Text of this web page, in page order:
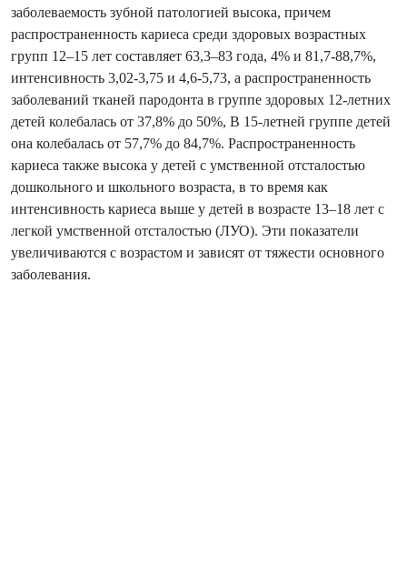
заболеваемость зубной патологией высока, причем
распространенность кариеса среди здоровых возрастных
групп 12–15 лет составляет 63,3–83 года, 4% и 81,7-88,7%,
интенсивность 3,02-3,75 и 4,6-5,73, а распространенность
заболеваний тканей пародонта в группе здоровых 12-летних
детей колебалась от 37,8% до 50%, В 15-летней группе детей
она колебалась от 57,7% до 84,7%. Распространенность
кариеса также высока у детей с умственной отсталостью
дошкольного и школьного возраста, в то время как
интенсивность кариеса выше у детей в возрасте 13–18 лет с
легкой умственной отсталостью (ЛУО). Эти показатели
увеличиваются с возрастом и зависят от тяжести основного
заболевания.